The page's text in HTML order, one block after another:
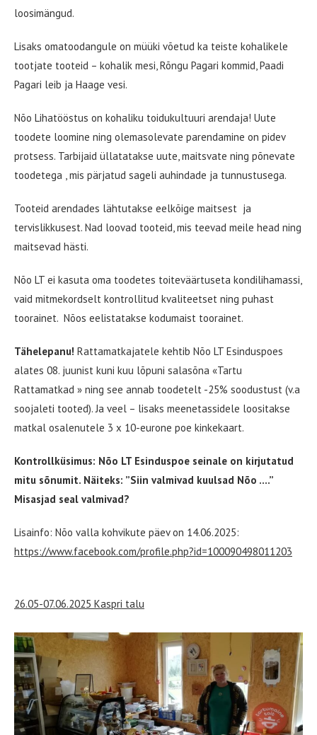
loosimängud.
Lisaks omatoodangule on müüki võetud ka teiste kohalikele
tootjate tooteid – kohalik mesi, Rõngu Pagari kommid, Paadi
Pagari leib ja Haage vesi.
Nõo Lihatööstus on kohaliku toidukultuuri arendaja! Uute
toodete loomine ning olemasolevate parendamine on pidev
protsess. Tarbijaid üllatatakse uute, maitsvate ning põnevate
toodetega , mis pärjatud sageli auhindade ja tunnustusega.
Tooteid arendades lähtutakse eelkõige maitsest ja
tervislikkusest. Nad loovad tooteid, mis teevad meile head ning
maitsevad hästi.
Nõo LT ei kasuta oma toodetes toiteväärtuseta kondilihamassi,
vaid mitmekordselt kontrollitud kvaliteetset ning puhast
toorainet. Nõos eelistatakse kodumaist toorainet.
Tähelepanu! Rattamatkajatele kehtib Nõo LT Esinduspoes
alates 08. juunist kuni kuu lõpuni salasõna «Tartu
Rattamatkad » ning see annab toodetelt -25% soodustust (v.a
soojaleti tooted). Ja veel – lisaks meenetassidele loositakse
matkal osalenutele 3 x 10-eurone poe kinkekaart.
Kontrollküsimus: Nõo LT Esinduspoe seinale on kirjutatud
mitu sõnumit. Näiteks: ”Siin valmivad kuulsad Nõo ….”
Misasjad seal valmivad?
Lisainfo: Nõo valla kohvikute päev on 14.06.2025:
https://www.facebook.com/profile.php?id=100090498011203
26.05-07.06.2025 Kaspri talu